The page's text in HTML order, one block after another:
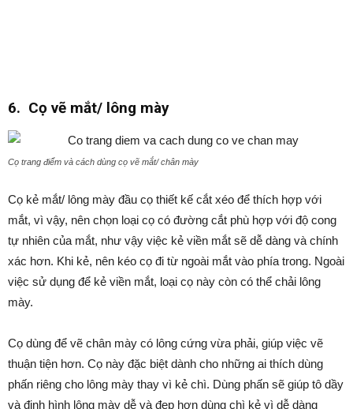
6. Cọ vẽ mắt/ lông mày
Cọ trang điểm và cách dùng cọ vẽ mắt/ chân mày
Cọ kẻ mắt/ lông mày đầu cọ thiết kế cắt xéo để thích hợp với
mắt, vì vậy, nên chọn loại cọ có đường cắt phù hợp với độ cong
tự nhiên của mắt, như vậy việc kẻ viền mắt sẽ dễ dàng và chính
xác hơn. Khi kẻ, nên kéo cọ đi từ ngoài mắt vào phía trong. Ngoài
việc sử dụng để kẻ viền mắt, loại cọ này còn có thể chải lông
mày.
Cọ dùng để vẽ chân mày có lông cứng vừa phải, giúp việc vẽ
thuận tiện hơn. Cọ này đặc biệt dành cho những ai thích dùng
phấn riêng cho lông mày thay vì kẻ chì. Dùng phấn sẽ giúp tô dầy
và định hình lông mày dễ và đẹp hơn dùng chì kẻ vì dễ dàng